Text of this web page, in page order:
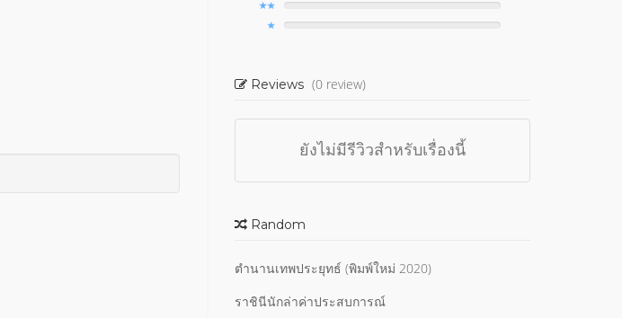
Reviews (0 review)
ยังไม่มีรีวิวสำหรับเรื่องนี้
Random
ตำนานเทพประยุทธ์ (พิมพ์ใหม่ 2020)
ราชินีนักล่าค่าประสบการณ์